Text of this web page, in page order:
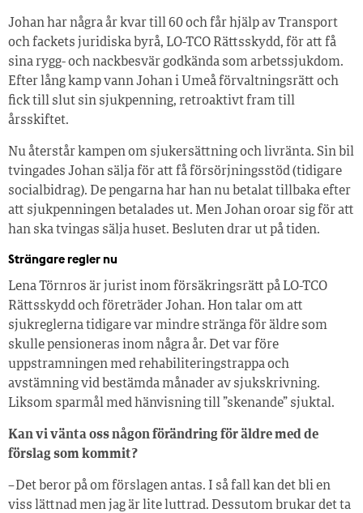
Johan har några år kvar till 60 och får hjälp av Transport
och fackets juridiska byrå, LO-TCO Rättsskydd, för att få
sina rygg- och nackbesvär godkända som arbetssjukdom.
Efter lång kamp vann Johan i Umeå förvaltningsrätt och
fick till slut sin sjukpenning, retroaktivt fram till
årsskiftet.
Nu återstår kampen om sjukersättning och livränta. Sin bil
tvingades Johan sälja för att få försörjningsstöd (tidigare
socialbidrag). De pengarna har han nu betalat tillbaka efter
att sjukpenningen betalades ut. Men Johan oroar sig för att
han ska tvingas sälja huset. Besluten drar ut på tiden.
Strängare regler nu
Lena Törnros är jurist inom försäkringsrätt på LO-TCO
Rättsskydd och företräder Johan. Hon talar om att
sjukreglerna tidigare var mindre stränga för äldre som
skulle pensioneras inom några år. Det var före
uppstramningen med rehabiliteringstrappa och
avstämning vid bestämda månader av sjukskrivning.
Liksom sparmål med hänvisning till ”skenande” sjuktal.
Kan vi vänta oss någon förändring för äldre med de
förslag som kommit?
– Det beror på om förslagen antas. I så fall kan det bli en
viss lättnad men jag är lite luttrad. Dessutom brukar det ta